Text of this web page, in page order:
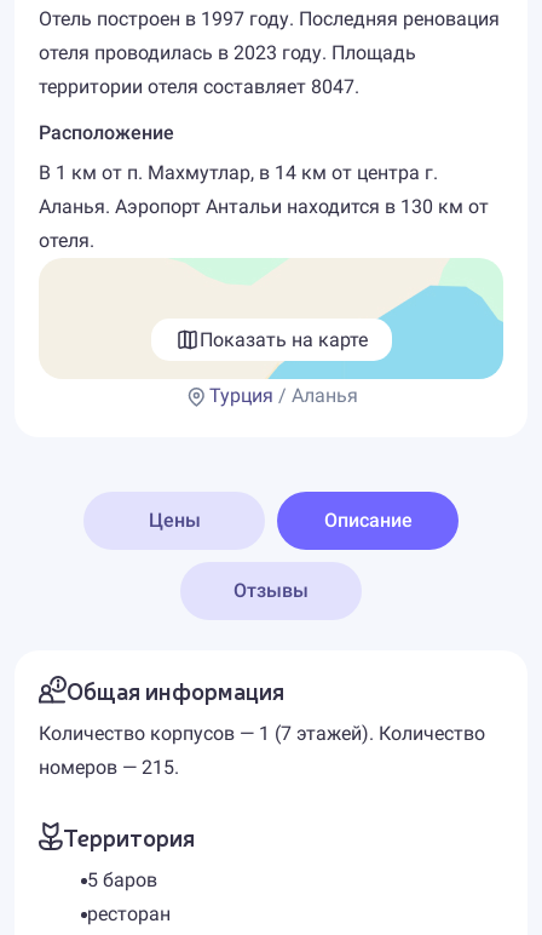
Отель построен в 1997 году. Последняя реновация
отеля проводилась в 2023 году. Площадь
территории отеля составляет 8047.
Расположение
В 1 км от п. Махмутлар, в 14 км от центра г.
Аланья. Аэропорт Антальи находится в 130 км от
отеля.
Показать на карте
Турция / Аланья
Цены Описание
Отзывы
Общая информация
Количество корпусов — 1 (7 этажей). Количество
номеров — 215.
Территория
5 баров
ресторан